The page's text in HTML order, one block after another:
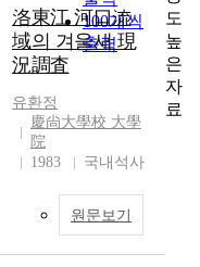
100개씩
출력
洛東江 河口流
域의 겨울새 現
況調査
유환정
慶尙大學校 大學
院
1983
국내석사
원문보기
도
높
은
자
료